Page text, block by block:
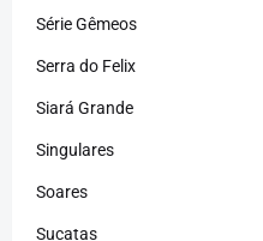
Série Gêmeos
Serra do Felix
Siará Grande
Singulares
Soares
Sucatas